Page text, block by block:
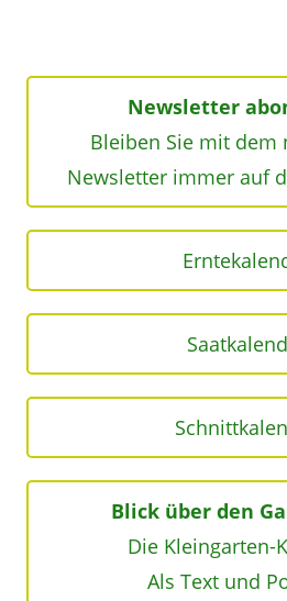
Newsletter
Bleiben Sie mit dem
Newsletter immer auf
Blick über den
Die Kleingarten-
Als Text und